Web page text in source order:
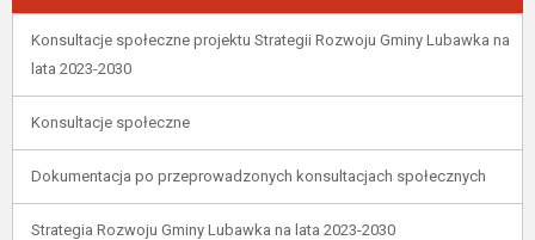
Konsultacje społeczne projektu Strategii Rozwoju Gminy Lubawka na
lata 2023-2030
Konsultacje społeczne
Dokumentacja po przeprowadzonych konsultacjach społecznych
Strategia Rozwoju Gminy Lubawka na lata 2023-2030